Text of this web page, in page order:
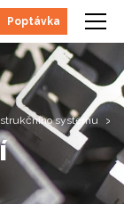
Poptávka
systému